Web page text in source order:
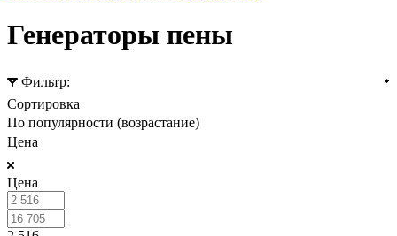
Генераторы пены
Фильтр:
Сортировка
По популярности (возрастание)
Цена
Цена